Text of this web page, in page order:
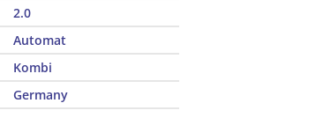
2.0
Automat
Kombi
Germany